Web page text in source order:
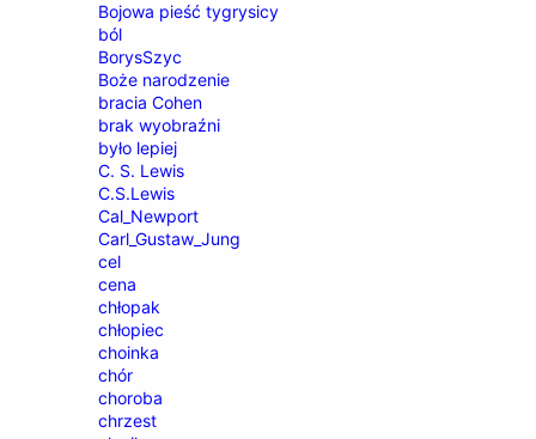
Bojowa pieść tygrysicy
ból
BorysSzyc
Boże narodzenie
bracia Cohen
brak wyobraźni
było lepiej
C. S. Lewis
C.S.Lewis
Cal_Newport
Carl_Gustaw_Jung
cel
cena
chłopak
chłopiec
choinka
chór
choroba
chrzest